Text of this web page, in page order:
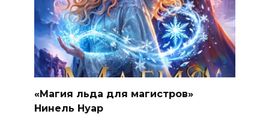
«Магия льда для магистров»
Нинель Нуар